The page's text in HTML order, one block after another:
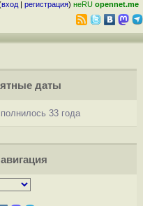
вход | регистрация) неRU opennet.me
даты
33 года